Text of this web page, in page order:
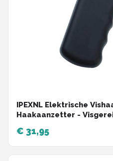
IPEXNL Elektrische
Haakaanzetter -
€ 31,95